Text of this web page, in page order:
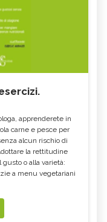
apprenderete in
carne e pesce per
alcun rischio di
la rettitudine
o alla varietà:
a menu vegetariani